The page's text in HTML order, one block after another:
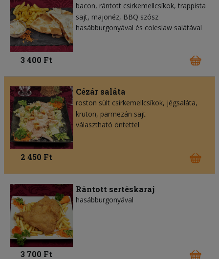
bacon rántott csirkemellcsíkok trappista
sajt majonéz BBQ szósz
hasábburgonyával és coleslaw salátával
3 400 Ft
Cézár saláta
roston sült csirkemellcsíkok jégsaláta
kruton parmezán sajt
választható öntettel
2 450 Ft
Rántott sertéskaraj
hasábburgonyával
3 700 Ft